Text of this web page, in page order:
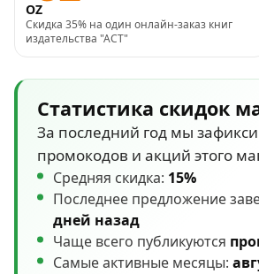
OZ
Скидка 35% на один онлайн-заказ книг
издательства "АСТ"
Статистика скидок
За последний год мы
промокодов и акций этого
Средняя скидка: 15%
Последнее предложение
дней назад
Чаще всего публикуются
Самые активные месяцы: